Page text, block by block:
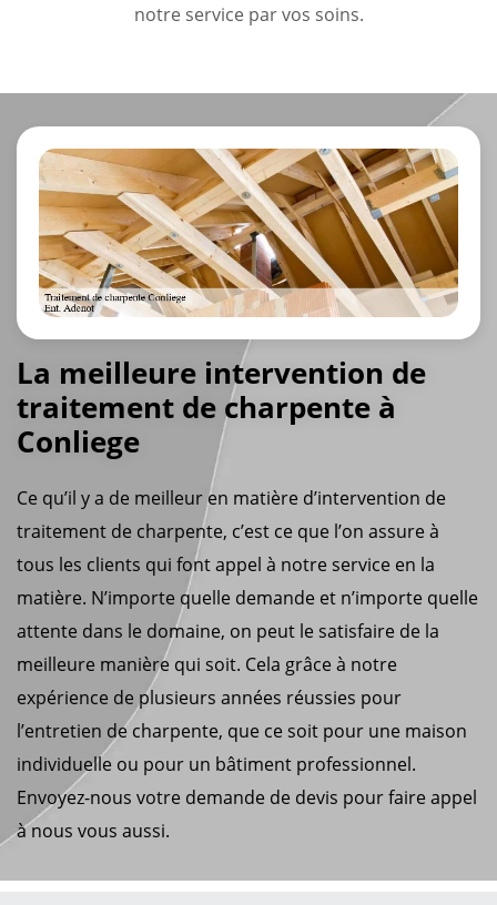
notre service par vos soins.
La meilleure intervention de
traitement de charpente à
Conliege
Ce qu’il y a de meilleur en matière d’intervention de
traitement de charpente, c’est ce que l’on assure à
tous les clients qui font appel à notre service en la
matière. N’importe quelle demande et n’importe quelle
attente dans le domaine, on peut le satisfaire de la
meilleure manière qui soit. Cela grâce à notre
expérience de plusieurs années réussies pour
l’entretien de charpente, que ce soit pour une maison
individuelle ou pour un bâtiment professionnel.
Envoyez-nous votre demande de devis pour faire appel
à nous vous aussi.